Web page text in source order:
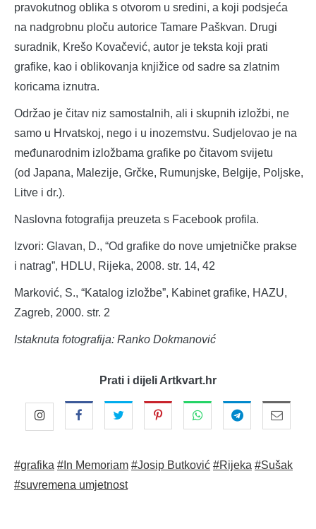
pravokutnog oblika s otvorom u sredini, a koji podsjeća
na nadgrobnu ploču autorice Tamare Paškvan. Drugi
suradnik, Krešo Kovačević, autor je teksta koji prati
grafike, kao i oblikovanja knjižice od sadre sa zlatnim
koricama iznutra.
Održao je čitav niz samostalnih, ali i skupnih izložbi, ne
samo u Hrvatskoj, nego i u inozemstvu. Sudjelovao je na
međunarodnim izložbama grafike po čitavom svijetu
(od Japana, Malezije, Grčke, Rumunjske, Belgije, Poljske,
Litve i dr.).
Naslovna fotografija preuzeta s Facebook profila.
Izvori: Glavan, D., “Od grafike do nove umjetničke prakse
i natrag”, HDLU, Rijeka, 2008. str. 14, 42
Marković, S., “Katalog izložbe”, Kabinet grafike, HAZU,
Zagreb, 2000. str. 2
Istaknuta fotografija: Ranko Dokmanović
Prati i dijeli Artkvart.hr
#grafika #In Memoriam #Josip Butković #Rijeka #Sušak
#suvremena umjetnost